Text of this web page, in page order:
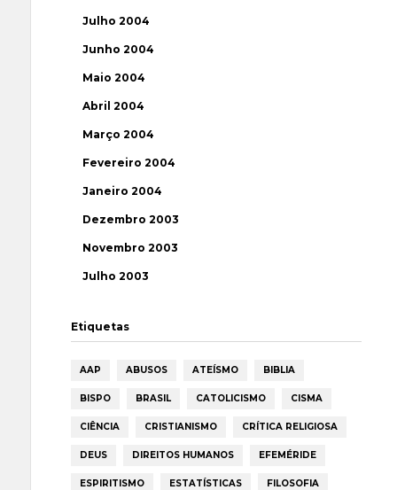
Julho 2004
Junho 2004
Maio 2004
Abril 2004
Março 2004
Fevereiro 2004
Janeiro 2004
Dezembro 2003
Novembro 2003
Julho 2003
Etiquetas
AAP ABUSOS ATEÍSMO BIBLIA
BISPO BRASIL CATOLICISMO CISMA
CIÊNCIA CRISTIANISMO CRÍTICA RELIGIOSA
DEUS DIREITOS HUMANOS EFEMÉRIDE
ESPIRITISMO ESTATÍSTICAS FILOSOFIA